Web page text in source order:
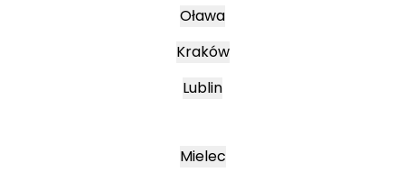
Oława
Kraków
Lublin
Mielec